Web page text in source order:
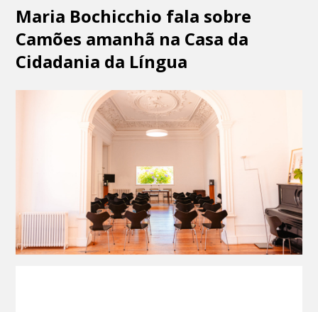
Maria Bochicchio fala sobre
Camões amanhã na Casa da
Cidadania da Língua